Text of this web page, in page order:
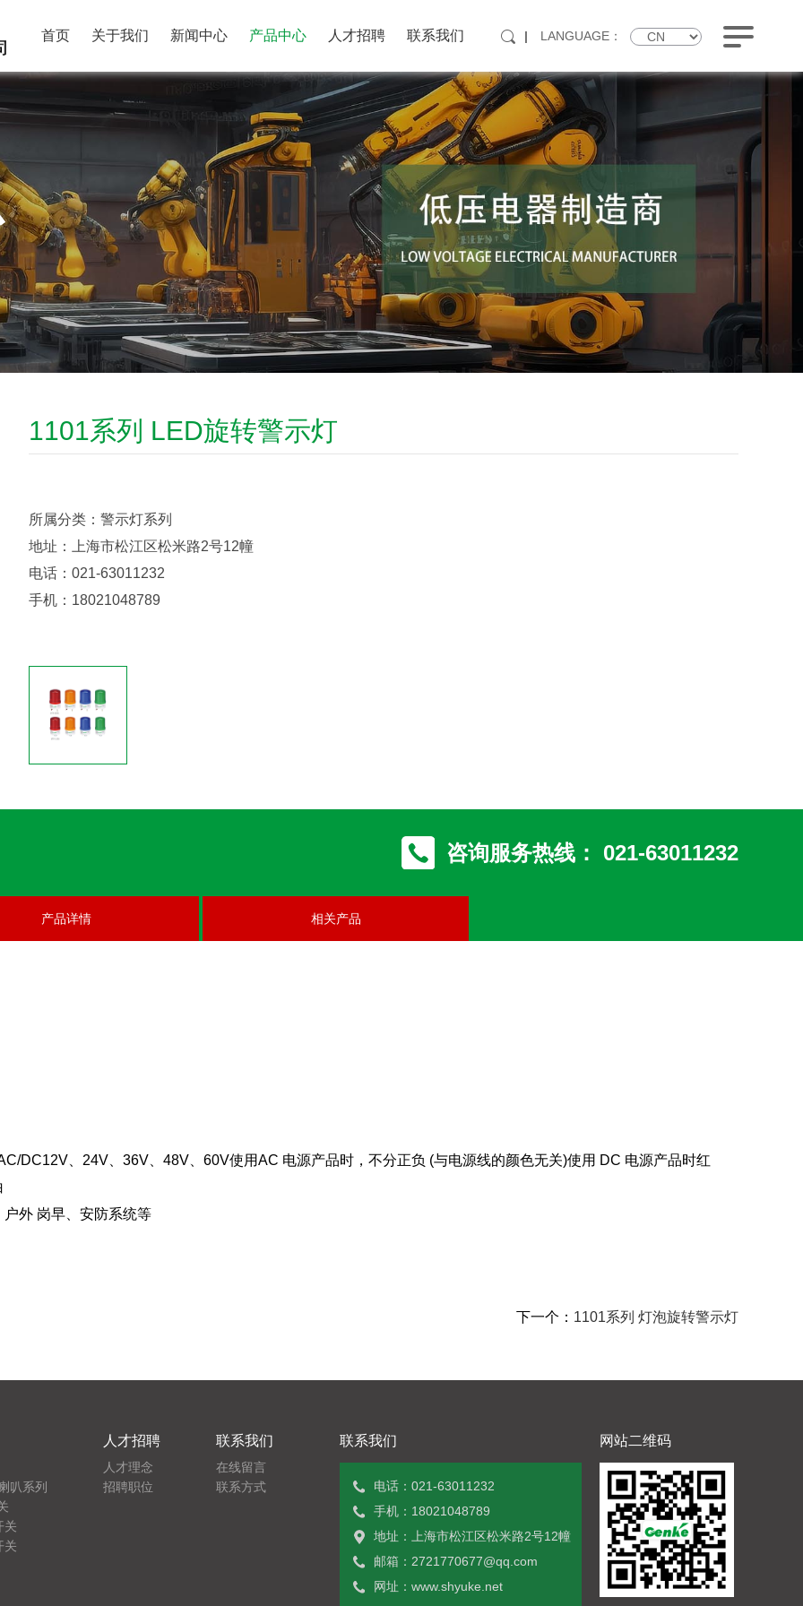
首页 关于我们 新闻中心 产品中心 人才招聘 联系我们 | LANGUAGE：
1101系列 LED旋转警示灯
所属分类：警示灯系列
地址：上海市松江区松米路2号12幢
电话：021-63011232
手机：18021048789
咨询服务热线： 021-63011232
产品详情 相关产品
DC12V、24V、36V、48V、60V使用AC 电源产品时，不分正负 (与电源线的颜色无关)使用 DC 电源产品时红
外 岗早、安防系统等LTE-2071、LTE-2071J小型频闪警示灯
LED系列 机床工作灯 1101系列 灯泡旋转警示灯 1101系列 LED旋转警示灯
下一个： 1101系列 灯泡旋转警示灯
叭系列
关
关
人才招聘
人才理念
招聘职位
联系我们
在线留言
联系方式
联系我们
电话：021-63011232
手机：18021048789
地址：上海市松江区松米路2号12幢
邮箱：2721770677@qq.com
网址：www.shyuke.net
网站二维码